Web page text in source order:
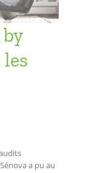
les
a pu au